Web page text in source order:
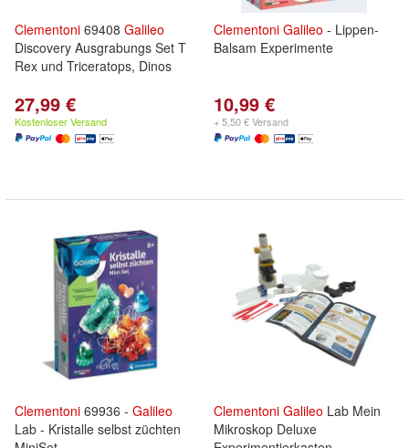
Clementoni 69408 Galileo
Discovery Ausgrabungs Set T
Rex und Triceratops, Dinos
27,99 €
Kostenloser Versand
Clementoni Galileo - Lippen-
Balsam Experimente
10,99 €
+ 5,50 € Versand
Clementoni 69936 - Galileo
Lab - Kristalle selbst züchten
Clementoni Galileo Lab Mein
Mikroskop Deluxe